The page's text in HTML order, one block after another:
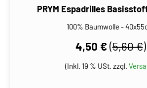
PRYM Espadrilles
100% Baumwolle -
4,50 €(5,60 €)
(Inkl. 19 % USt. zzgl.